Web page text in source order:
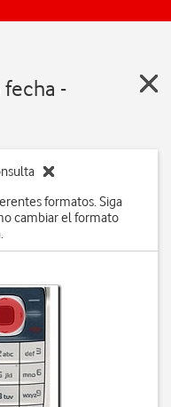
-
formatos. Siga
cambiar el formato